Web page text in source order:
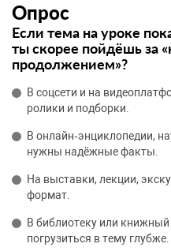
Опрос
Если тема на уроке
ты скорее пойдёшь за
продолжением»?
В соцсети и на
ролики и подборки.
В онлайн‑энциклопедии,
нужны надёжные факты.
На выставки, лекции,
формат.
В библиотеку или
погрузиться в тему глубже.